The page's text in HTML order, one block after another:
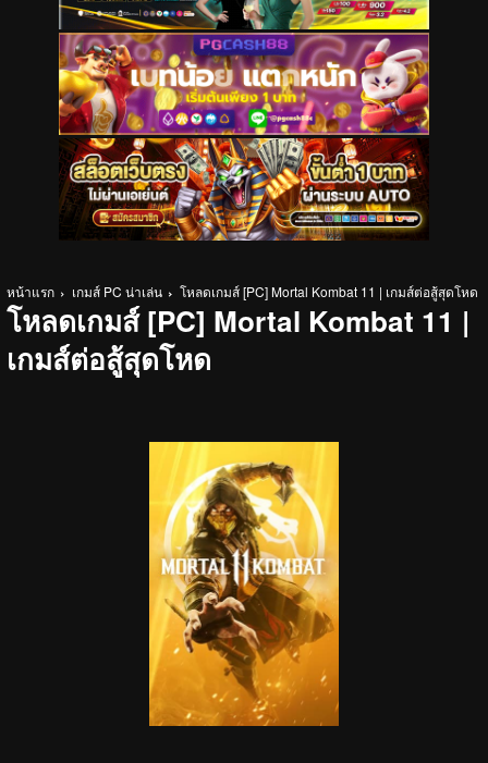
หน้าแรก เกมส์ PC น่าเล่น โหลดเกมส์ [PC] Mortal Kombat 11 | เกมส์ต่อสู้สุดโหด
โหลดเกมส์ [PC] Mortal Kombat 11 |
เกมส์ต่อสู้สุดโหด